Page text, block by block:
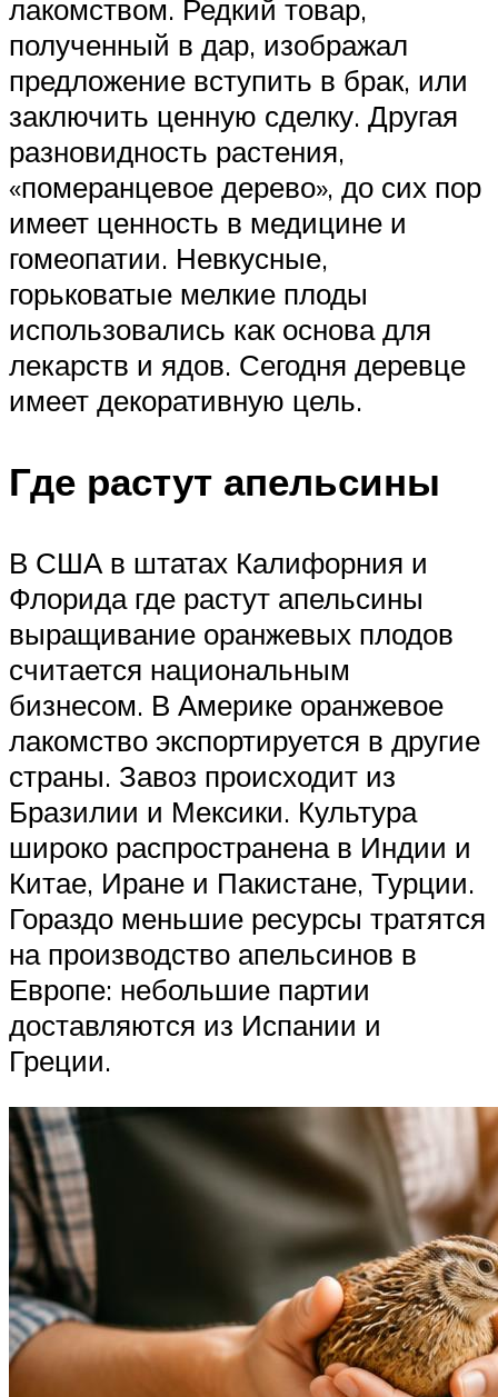
лакомством. Редкий товар,
полученный в дар, изображал
предложение вступить в брак, или
заключить ценную сделку. Другая
разновидность растения,
«померанцевое дерево», до сих пор
имеет ценность в медицине и
гомеопатии. Невкусные,
горьковатые мелкие плоды
использовались как основа для
лекарств и ядов. Сегодня деревце
имеет декоративную цель.
Где растут апельсины
В США в штатах Калифорния и
Флорида где растут апельсины
выращивание оранжевых плодов
считается национальным
бизнесом. В Америке оранжевое
лакомство экспортируется в другие
страны. Завоз происходит из
Бразилии и Мексики. Культура
широко распространена в Индии и
Китае, Иране и Пакистане, Турции.
Гораздо меньшие ресурсы тратятся
на производство апельсинов в
Европе: небольшие партии
доставляются из Испании и
Греции.